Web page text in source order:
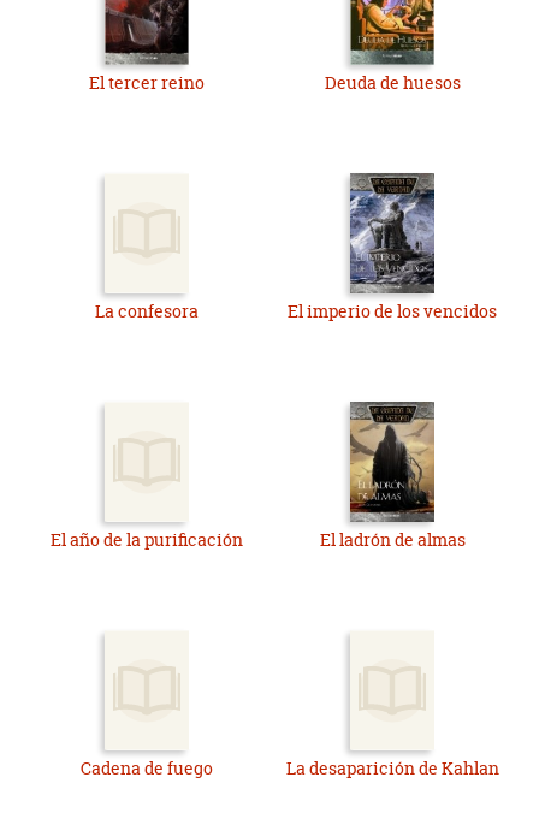
El tercer reino Deuda de huesos
La confesora El imperio de los vencidos
El año de la purificación El ladrón de almas
Cadena de fuego La desaparición de Kahlan